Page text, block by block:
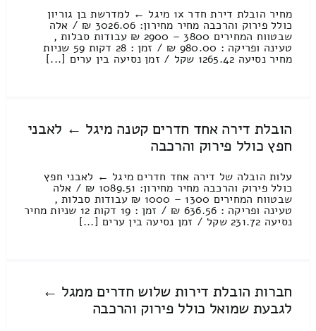
מחיר הובלת דירת חדר 1x מיגל ← למדרשת בן גוריון
כולל פירוק והרכבה מחיר מחירון: 3026.06 ₪ / אלה
שבטווח המחירים 3800 – 2900 ₪ עבודות סבלות ,
טעינה ופריקה : 980.00 ₪ / זמן : 28 דקות 59 שניות
מחיר נסיעה 1265.42 שקל / זמן נסיעה בין ערים [...]
הובלת דירה אחד חדרים קטנה מיגל ← לאבני
חפץ כולל פירוק והרכבה
עלות הובלה של דירה אחד חדרים מיגל ← לאבני חפץ
כולל פירוק והרכבה מחיר מחירון: 1089.51 ₪ / אלה
שבטווח המחירים 1300 – 1000 ₪ עבודות סבלות ,
טעינה ופריקה : 636.56 ₪ / זמן : 19 דקות 12 שניות מחיר
נסיעה 231.72 שקל / זמן נסיעה בין ערים [...]
חברות הובלת דירות שלוש חדרים ממגל ←
לגבעת שמואל כולל פירוק והרכבה